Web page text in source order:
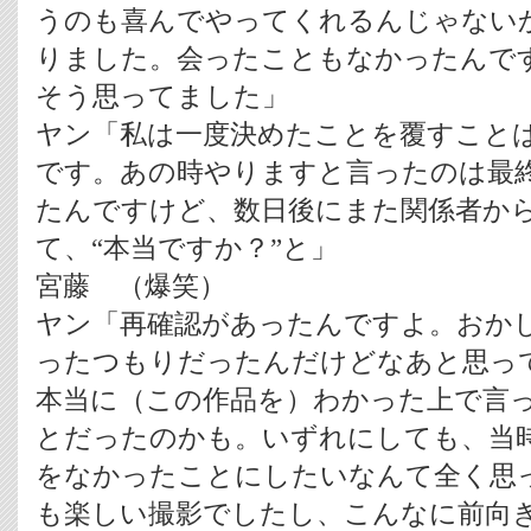
うのも喜んでやってくれるんじゃない
りました。会ったこともなかったんで
そう思ってました」
ヤン「私は一度決めたことを覆すこと
です。あの時やりますと言ったのは最
たんですけど、数日後にまた関係者か
て、“本当ですか？”と」
宮藤 （爆笑）
ヤン「再確認があったんですよ。おか
ったつもりだったんだけどなあと思っ
本当に（この作品を）わかった上で言
とだったのかも。いずれにしても、当
をなかったことにしたいなんて全く思
も楽しい撮影でしたし、こんなに前向